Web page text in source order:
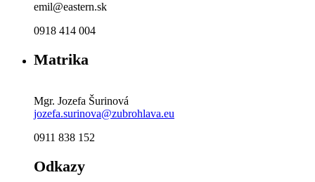
emil@eastern.sk
0918 414 004
Matrika
Mgr. Jozefa Šurinová
jozefa.surinova@zubrohlava.eu
0911 838 152
Odkazy